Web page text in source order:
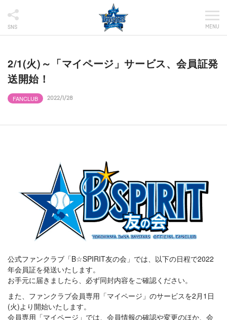
SNS MENU
2/1(火)～「マイページ」サービス、会員証発
送開始！
FANCLUB 2022/1/28
公式ファンクラブ「B☆SPIRIT友の会」では、以下の日程で2022
年会員証を発送いたします。
お手元に届きましたら、必ず同封内容をご確認ください。
また、ファンクラブ会員専用「マイページ」のサービスを2月1日
(火)より開始いたします。
会員専用「マイページ」では、会員情報の確認や変更のほか、会